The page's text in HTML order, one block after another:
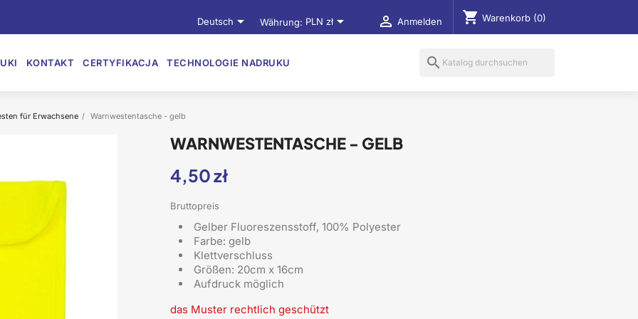
Deutsch Währung: PLN zł  Anmelden shopping_cart Warenkorb (0)
KONTAKT CERTYFIKACJA TECHNOLOGIE NADRUKU search
für Erwachsene Warnwestentasche - gelb
WARNWESTENTASCHE - GELB
4,50 zł
Bruttopreis
Gelber Fluoreszensstoff, 100% Polyester
Farbe: gelb
Klettverschluss
Größen: 20cm x 16cm
Aufdruck möglich
das Muster rechtlich geschützt